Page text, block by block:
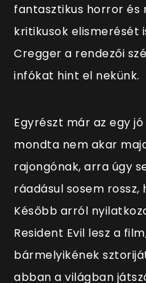
fantasztikus horror és
kritikusok elismerését
Cregger a rendezői
infókat hint el nekünk.
Egyrészt már az egy
mondta nem akar
rajongónak, arra úgy
ráadásul sosem
Később arról
Resident Evil lesz a
bármelyikének
abban a világban